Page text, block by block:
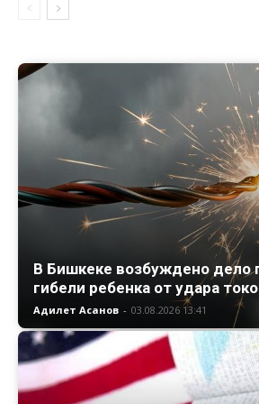
В Бишкеке возбуждено дело
гибели ребенка от удара
Адилет Асанов - 03.08.2026 13:41